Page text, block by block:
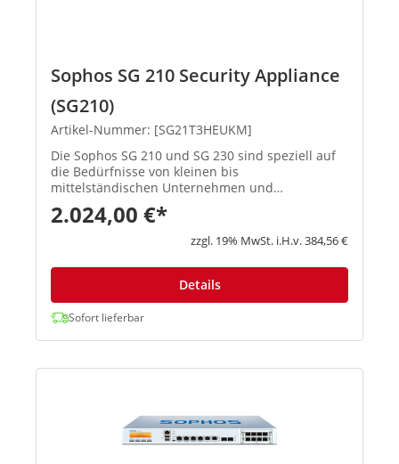
Sophos SG 210 Security Appliance
(SG210)
Artikel-Nummer: [SG21T3HEUKM]
Die Sophos SG 210 und SG 230 sind speziell auf
die Bedürfnisse von kleinen bis
mittelständischen Unternehmen und
Außenstellen abgestimmt. Sie basieren auf
modernster Intel-Technologie und sind mit 6
GbE-Kupferports sowie einem FleXi-Port-
2.024,00 €*
zzgl. 19% MwSt. i.H.v. 384,56 €
Details
Sofort lieferbar